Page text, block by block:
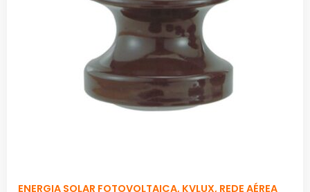
ENERGIA SOLAR FOTOVOLTAICA, KVLUX, REDE AÉREA